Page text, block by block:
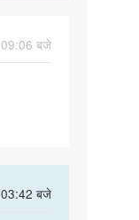
बजे
बजे